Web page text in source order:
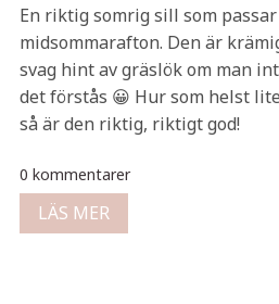
En riktig somrig sill som
midsommarafton. Den är
svag hint av gräslök om man
det förstås 😀 Hur som helst
så är den riktig, riktigt god!
0 kommentarer
LÄS MER